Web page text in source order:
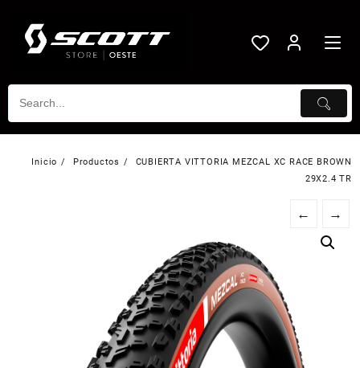
contenido
Inicio Productos
CUBIERTA VITTORIA MEZCAL XC RACE BROWN
29X2.4 TR
← →